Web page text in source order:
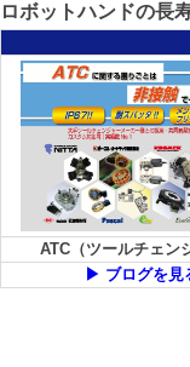
ロボットハンドの長
ATC（ツールチェン
▶ ブログを見